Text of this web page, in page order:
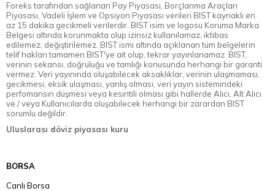
Foreks tarafından sağlanan Pay Piyasası, Borçlanma Araçları
Piyasası, Vadeli İşlem ve Opsiyon Piyasası verileri BIST kaynaklı en
az 15 dakika gecikmeli verilerdir. BIST isim ve logosu Koruma Marka
Belgesi altında korunmakta olup izinsiz kullanılamaz, iktibas
edilemez, değiştirilemez. BIST ismi altında açıklanan tüm belgelerin
telif hakları tamamen BIST'ye ait olup, tekrar yayınlanamaz. BIST,
verinin sekansı, doğruluğu ve tamlığı konusunda herhangi bir garanti
vermez. Veri yayınında oluşabilecek aksaklıklar, verinin ulaşmaması,
gecikmesi, eksik ulaşması, yanlış olması, veri yayın sistemindeki
perfomansın düşmesi veya kesintili olması gibi hallerde Alıcı, Alt Alıcı
ve / veya Kullanıcılarda oluşabilecek herhangi bir zarardan BIST
sorumlu değildir.
Uluslarası döviz piyasası kuru
BORSA
Canlı Borsa